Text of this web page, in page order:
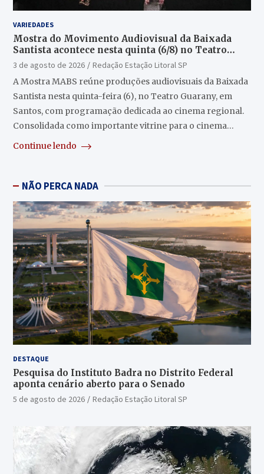
VARIEDADES
Mostra do Movimento Audiovisual da Baixada
Santista acontece nesta quinta (6/8) no Teatro
Guarany
3 de agosto de 2026
Redação Estação Litoral SP
A Mostra MABS reúne produções audiovisuais da Baixada
Santista nesta quinta-feira (6), no Teatro Guarany, em
Santos, com programação dedicada ao cinema regional.
Consolidada como importante vitrine para o cinema…
Continue lendo
NÃO PERCA NADA
DESTAQUE
Pesquisa do Instituto Badra no Distrito Federal
aponta cenário aberto para o Senado
5 de agosto de 2026 Redação Estação Litoral SP